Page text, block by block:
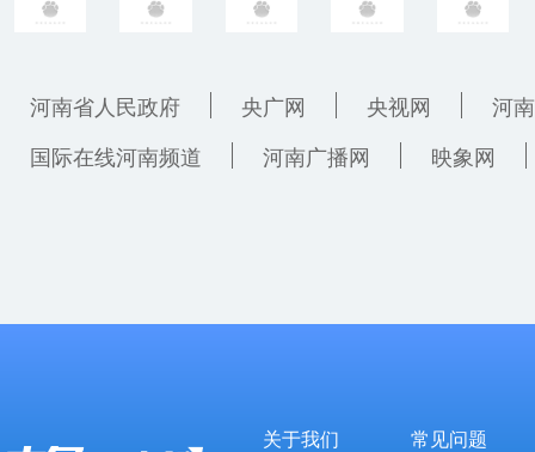
河南省人民政府 央广网 央视网
河
国际在线河南频道
河南广播网 映象网
关于我们 常见问题